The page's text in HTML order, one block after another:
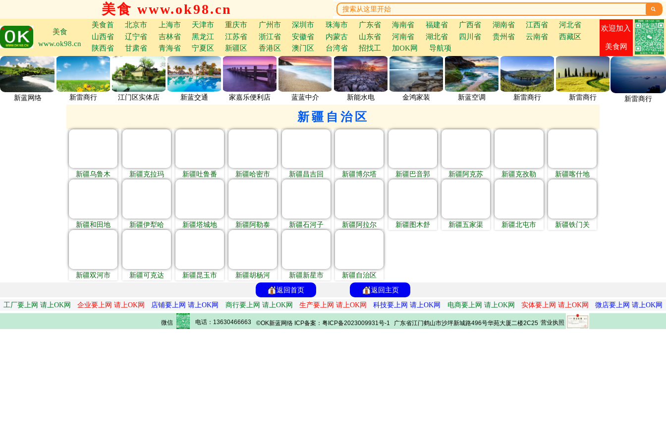
美食 www.ok98.cn 
美食
www.ok98.cn
美食首 北京市 上海市 天津市 重庆市 广州市 深圳市 珠海市 广东省 海南省 福建省 广西省 湖南省 江西省
河北省
山西省
辽宁省 吉林省 黑龙江 江苏省 浙江省 安徽省 内蒙古 山东省 河南省 湖北省 四川省 贵州省 云南省
西藏区
陕西省
甘肃省 青海省 宁夏区 新疆区 香港区 澳门区 台湾省 招找工 加OK网 导航项
欢迎加入
美食网
新蓝网络 新雷商行 江门区实体店 新蓝交通 家嘉乐便利店 蓝蓝中介 新能水电 金鸿家装 新蓝空调 新雷商行 新雷商行 新雷商行
新疆自治区
新疆乌鲁木 新疆克拉玛 新疆吐鲁番 新疆哈密市 新疆昌吉回 新疆博尔塔 新疆巴音郭 新疆阿克苏 新疆克孜勒 新疆喀什地
新疆和田地 新疆伊犁哈 新疆塔城地 新疆阿勒泰 新疆石河子 新疆阿拉尔 新疆图木舒 新疆五家渠 新疆北屯市 新疆铁门关
新疆双河市 新疆可克达 新疆昆玉市 新疆胡杨河 新疆新星市
新疆自治区
返回首页
返回主页
工厂要上网 请上OK网
企业要上网 请上OK网 店铺要上网 请上OK网 商行要上网 请上OK网 生产要上网 请上OK网 科技要上网 请上OK网 电商要上网 请上OK网 实体要上网 请上OK网 微店要上网 请上OK网
微信 电话：13630466663 ©OK新蓝网络 ICP备案：粤ICP备2023009931号-1 广东省江门鹤山市沙坪新城路496号华苑大厦二楼2C25 营业执照